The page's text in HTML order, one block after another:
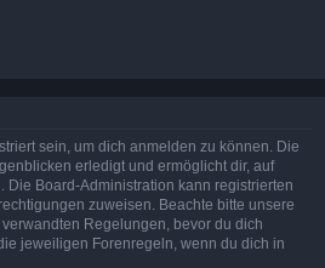
sein, um dich anmelden zu können. Die
erledigt und ermöglicht dir, auf
Die Board-Administration kann registrierten
zuweisen. Beachte bitte unsere
Regelungen, bevor du dich
jeweiligen Forenregeln, wenn du dich in